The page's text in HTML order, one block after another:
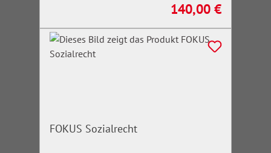
Regulärer Preis:
140,00 €
FOKUS Sozialrecht